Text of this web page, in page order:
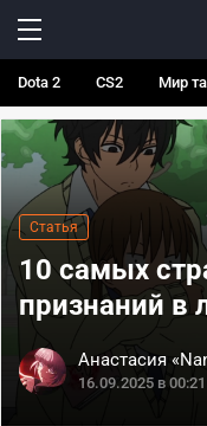
Dota 2 CS2 Мир
Статья
10 самых
признаний в
Анастасия
16.09.2025 в 00:21